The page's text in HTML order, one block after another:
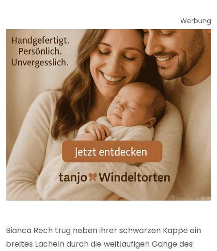
Werbung
Bianca Rech trug neben ihrer schwarzen Kappe ein
breites Lächeln durch die weitläufigen Gänge des